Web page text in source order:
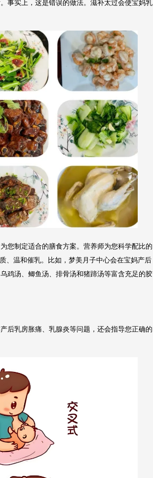
事实上，这是错误的做法。滋补太过会使宝妈乳
您制定适合的膳食方案。营养师为您科学配比的
、温和催乳。比如，梦美月子中心会在宝妈产后
鸡汤、鲫鱼汤、排骨汤和猪蹄汤等富含充足的胶
后乳房胀痛、乳腺炎等问题，还会指导您正确的